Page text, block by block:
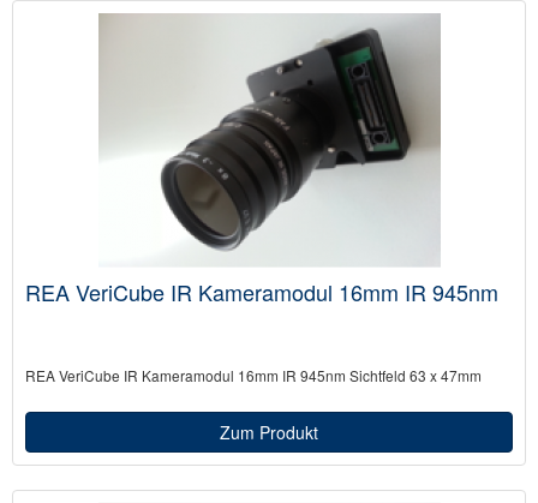
REA VeriCube IR Kameramodul 16mm IR 945nm
REA VeriCube IR Kameramodul 16mm IR 945nm Sichtfeld 63 x 47mm
Zum Produkt